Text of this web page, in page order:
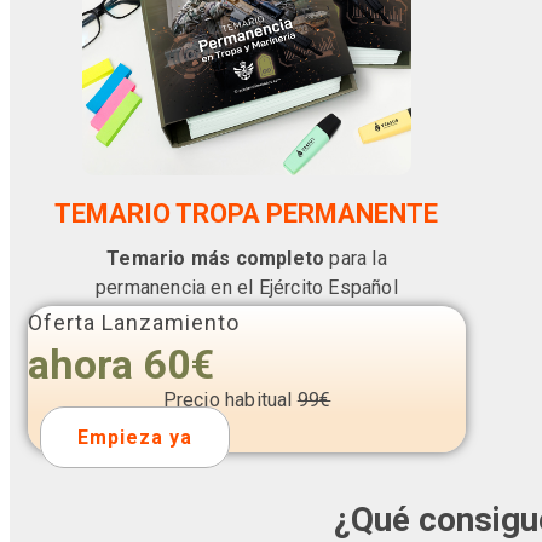
TEMARIO TROPA PERMANENTE
Temario más completo para la
permanencia en el Ejército Español
Oferta Lanzamiento
ahora 60€
Precio habitual99€
Empieza ya
¿Qué